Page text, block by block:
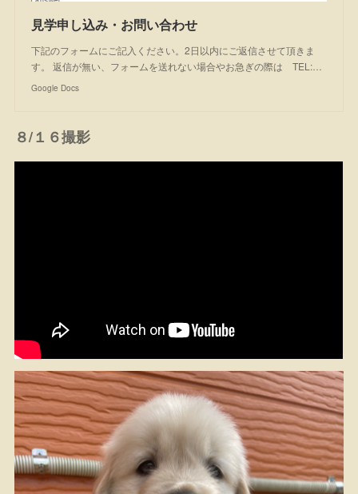
見学申し込み・お問い合わせ
下記のフォームにご記入ください。2日以内にご返信させて頂きま
す。 返信が無い、フォームを送れない場合やお急ぎの際は TEL:…
Google Docs
８/１６撮影